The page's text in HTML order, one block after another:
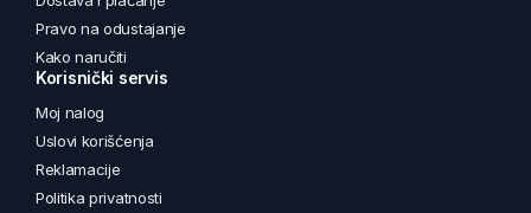
Pravo na odustajanje
Kako naručiti
Korisnički servis
Moj nalog
Uslovi korišćenja
Reklamacije
Politika privatnosti